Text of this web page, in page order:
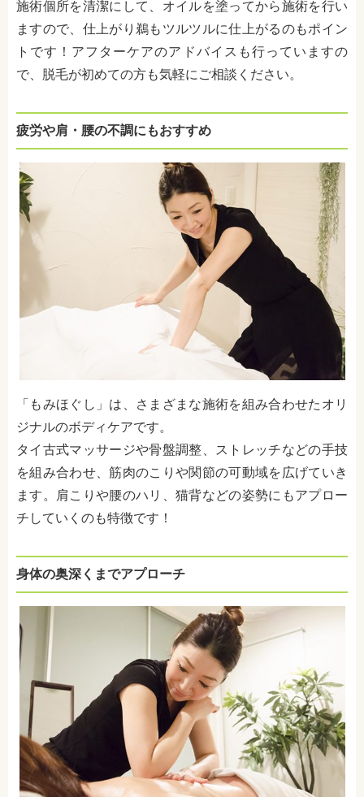
施術個所を清潔にして、オイルを塗ってから施術を行い
ますので、仕上がり鵜もツルツルに仕上がるのもポイン
トです！アフターケアのアドバイスも行っていますの
で、脱毛が初めての方も気軽にご相談ください。
疲労や肩・腰の不調にもおすすめ
「もみほぐし」は、さまざまな施術を組み合わせたオリ
ジナルのボディケアです。
タイ古式マッサージや骨盤調整、ストレッチなどの手技
を組み合わせ、筋肉のこりや関節の可動域を広げていき
ます。肩こりや腰のハリ、猫背などの姿勢にもアプロー
チしていくのも特徴です！
身体の奥深くまでアプローチ